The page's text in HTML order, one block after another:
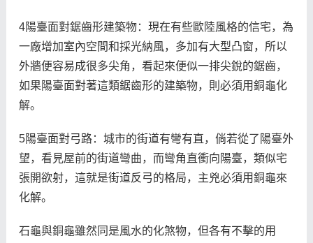
4陽臺面對鋸齒形建築物：現在有些歐陸風格的信宅，為
一廠增加室內空間和採光納風，多加有大型凸窗，所以
外牆便容易成很多尖角，看起來便似一排尖銳的鋸齒，
如果陽臺面對著這類鋸齒形的建築物，則必須用銅龜化
解。
5陽臺面對弓路：城市的街道有彎有直，倘若從了陽臺外
望，看見屋前的街道彎曲，而彎角直衝向陽臺，類似宅
張開欲射，這就是街道反弓的格局，主兇必須用銅龜來
化解。
石龜與銅龜雖然同是風水的化煞物，但各有不擊的用